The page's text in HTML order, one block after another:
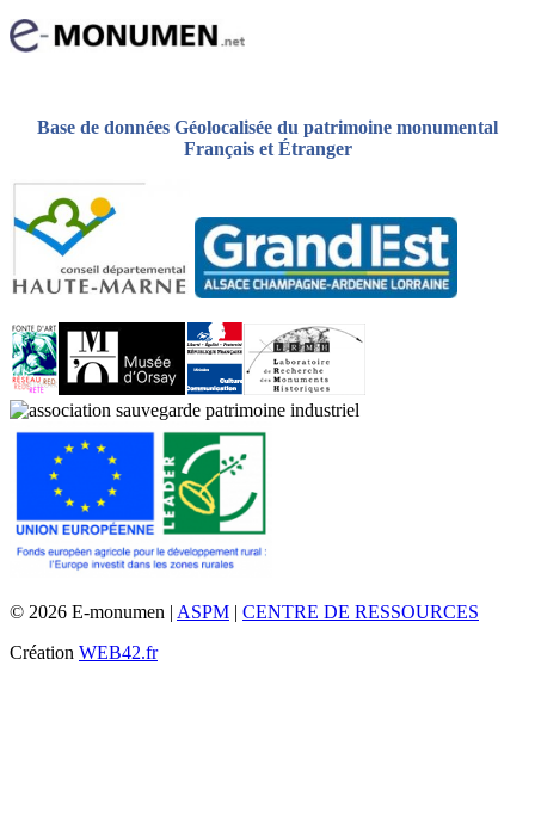
Base de données Géolocalisée du patrimoine monumental
Français et Étranger
© 2026 E-monumen | ASPM | CENTRE DE RESSOURCES
Création WEB42.fr